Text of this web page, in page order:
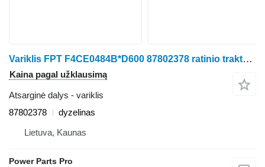
Variklis FPT F4CE0484B*D600 87802378 ratinio traktoriaus Case IH
Kaina pagal užklausimą
Atsarginė dalys - variklis
87802378
dyzelinas
Lietuva, Kaunas
Power Parts Pro